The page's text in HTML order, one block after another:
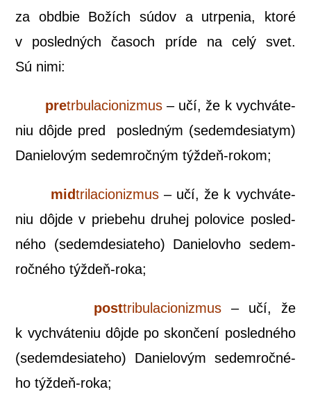
za obd­bie Božích súdov a utr­pe­nia, kto­ré
v posled­ných časoch prí­de na celý svet.
Sú nimi:
pretrbu­la­ci­oniz­mus – učí, že k vychvá­te­
niu dôj­de pred posled­ným (sedem­de­sia­tym)
Danie­lo­vým sedem­roč­ným týždeň-rokom;
midtri­la­ci­oniz­mus– učí, že k vychvá­te­
niu dôj­de v prie­be­hu dru­hej polo­vi­ce posled­
né­ho (sedem­de­sia­te­ho) Danie­lov­ho sedem­
roč­né­ho týždeň-roka;
posttri­bu­la­ci­oniz­mus– učí, že
k vychvá­te­niu dôj­de po skon­če­ní posled­né­ho
(sedem­de­sia­te­ho) Danie­lo­vým sedem­roč­né­
ho týždeň-roka;